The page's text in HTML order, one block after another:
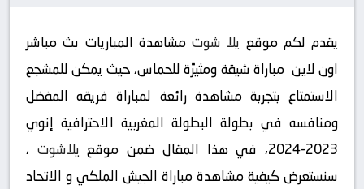
يقدم لكم موقع يلا شوت مشاهدة المباريات بث مباشر
اون لاين مباراة شيقة ومثيرًة للحماس، حيث يمكن للمشجع
الاستمتاع بتجربة مشاهدة رائعة لمباراة فريقه المفضل
ومنافسه في بطولة البطولة المغربية الاحترافية إنوي
2023-2024، في هذا المقال ضمن موقع
يلاشوت ،
سنستعرض كيفية مشاهدة مباراة الجيش الملكي و الاتحاد